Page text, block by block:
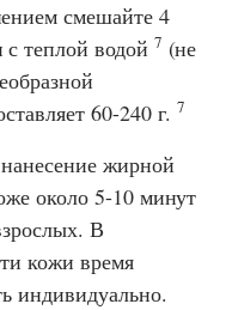
смешайте 4
теплой водой 7 (не
60-240 г.7
жирной
около 5-10 минут
В
кожи время
индивидуально.